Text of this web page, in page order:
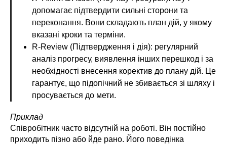
допомагає підтвердити сильні сторони та
переконання. Вони складають план дій, у якому
вказані кроки та терміни.
R-Review (Підтвердження і дія): регулярний
аналіз прогресу, виявлення інших перешкод і за
необхідності внесення коректив до плану дій. Це
гарантує, що підопічний не збивається зі шляху і
просувається до мети.
Приклад
Співробітник часто відсутній на роботі. Він постійно
приходить пізно або йде рано. Його поведінка